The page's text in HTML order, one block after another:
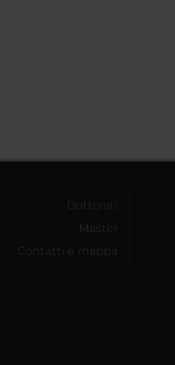
Dottorati
Master
Contatti e mappa